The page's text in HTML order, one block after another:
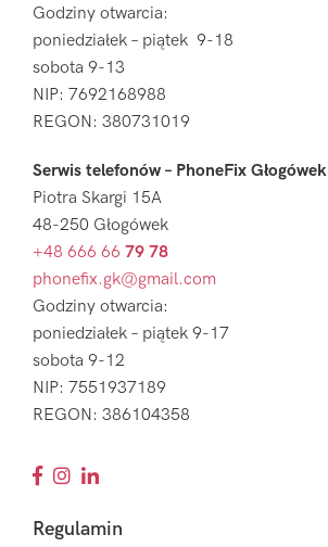
Godziny otwarcia:
poniedziałek – piątek 9-18
sobota 9-13
NIP: 7692168988
REGON: 380731019
Serwis telefonów – PhoneFix Głogówek
Piotra Skargi 15A
48-250 Głogówek
+48 666 66 79 78
phonefix.gk@gmail.com
Godziny otwarcia:
poniedziałek – piątek 9-17
sobota 9-12
NIP: 7551937189
REGON: 386104358
Regulamin